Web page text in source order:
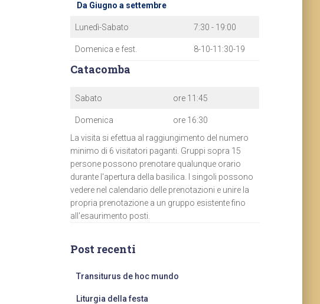
Da Giugno a settembre
Lunedì-Sabato 7:30 - 19:00
Domenica e fest. 8-10-11:30-19
Catacomba
Sabato ore 11:45
Domenica
ore 16:30
La visita si efettua al raggiungimento del numero
minimo di 6 visitatori paganti. Gruppi sopra 15
persone possono prenotare qualunque orario
durante l'apertura della basilica. I singoli possono
vedere nel calendario delle prenotazioni e unire la
propria prenotazione a un gruppo esistente fino
all'esaurimento posti.
Post recenti
Transiturus de hoc mundo
Liturgia della festa